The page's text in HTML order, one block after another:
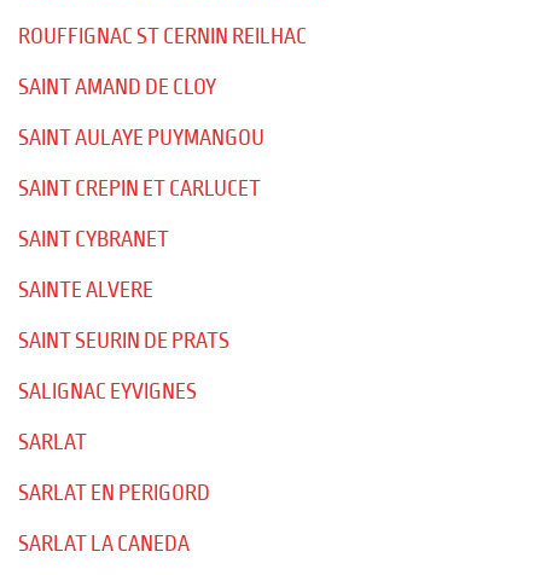
ROUFFIGNAC ST CERNIN REILHAC
SAINT AMAND DE CLOY
SAINT AULAYE PUYMANGOU
SAINT CREPIN ET CARLUCET
SAINT CYBRANET
SAINTE ALVERE
SAINT SEURIN DE PRATS
SALIGNAC EYVIGNES
SARLAT
SARLAT EN PERIGORD
SARLAT LA CANEDA